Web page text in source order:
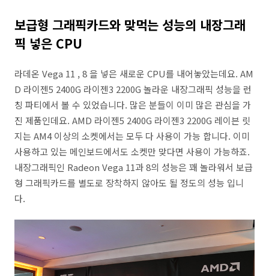
보급형 그래픽카드와 맞먹는 성능의 내장그래
픽 넣은 CPU
라데온 Vega 11 , 8 을 넣은 새로운 CPU를 내어놓았는데요. AM
D 라이젠5 2400G 라이젠3 2200G 놀라운 내장그래픽 성능을 런
칭 파티에서 볼 수 있었습니다. 많은 분들이 이미 많은 관심을 가
진 제품인데요. AMD 라이젠5 2400G 라이젠3 2200G 레이븐 릿
지는 AM4 이상의 소켓에서는 모두 다 사용이 가능 합니다. 이미
사용하고 있는 메인보드에서도 소켓만 맞다면 사용이 가능하죠.
내장그래픽인 Radeon Vega 11과 8의 성능은 꽤 놀라워서 보급
형 그래픽카드를 별도로 장착하지 않아도 될 정도의 성능 입니
다.